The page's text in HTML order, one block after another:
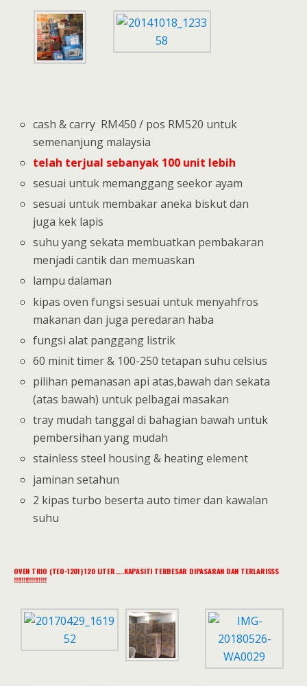
cash & carry RM450 / pos RM520 untuk
semenanjung malaysia
telah terjual sebanyak 100 unit lebih
sesuai untuk memanggang seekor ayam
sesuai untuk membakar aneka biskut dan
juga kek lapis
suhu yang sekata membuatkan pembakaran
menjadi cantik dan memuaskan
lampu dalaman
kipas oven fungsi sesuai untuk menyahfros
makanan dan juga peredaran haba
fungsi alat panggang listrik
60 minit timer & 100-250 tetapan suhu celsius
pilihan pemanasan api atas,bawah dan sekata
(atas bawah) untuk pelbagai masakan
tray mudah tanggal di bahagian bawah untuk
pembersihan yang mudah
stainless steel housing & heating element
jaminan setahun
2 kipas turbo beserta auto timer dan kawalan
suhu
OVEN TRIO (TEO-1201) 120 LITER…..KAPASITI TERBESAR DIPASARAN DAN TERLARISSS
!!!!!!!!!!!!!!!!!